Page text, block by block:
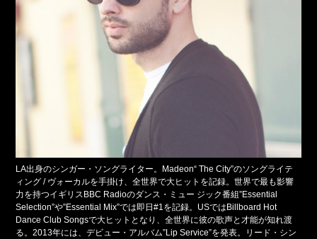
LA出身のシンガー・ソングライター。Madeon“ The City”のソングライテ
ィング / ヴォーカルを手掛け、全世界で大ヒットを記録。世界で最も影響
力を持つイギリスBBC Radioのダンス・ミュー ジック番組”Essential
Selection”や”Essential Mix”では即日#1を記録。USではBillboard Hot
Dance Club Songsで大ヒットとなり、全世界に彼の歌声と才能が知れ渡
る。2013年には、デビュー・アルバム”Lip Service”を発表。リード・シン